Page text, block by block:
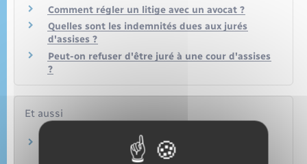
Comment régler un litige avec un avocat ?
Quelles sont les indemnités dues aux jurés
d'assises ?
Peut-on refuser d'être juré à une cour d'assises
?
Et aussi
Accès au droit et à la justice